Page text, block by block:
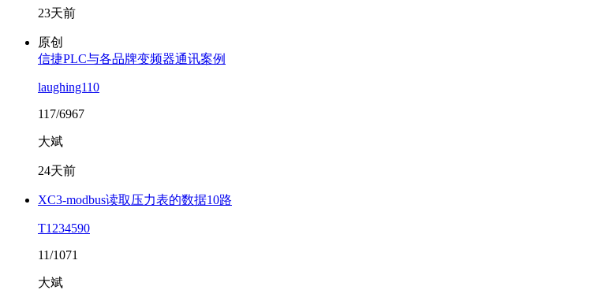
23天前
原创
信捷PLC与各品牌变频器通讯案例
laughing110
117/6967
大斌
24天前
XC3-modbus读取压力表的数据10路
T1234590
11/1071
大斌